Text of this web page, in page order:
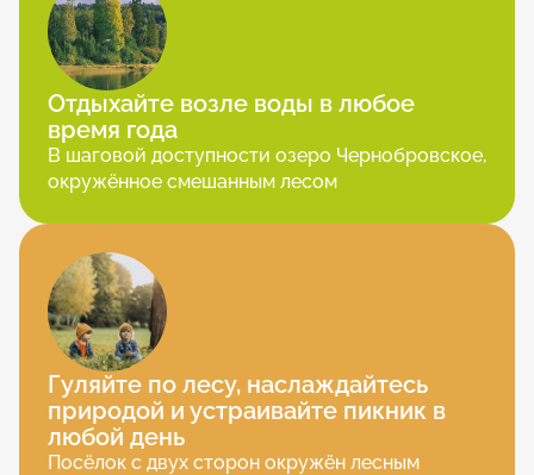
Отдыхайте возле воды в любое
время года
В шаговой доступности озеро Чернобровское,
окружённое смешанным лесом
Гуляйте по лесу, наслаждайтесь
природой и устраивайте пикник в
любой день
Посёлок с двух сторон окружён лесным